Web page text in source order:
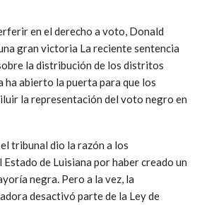
en el derecho a voto, Donald
gran victoria La reciente sentencia
la distribución de los distritos
ha abierto la puerta para que los
la representación del voto negro en
tribunal dio la razón a los
de Luisiana por haber creado un
negra. Pero a la vez, la
desactivó parte de la Ley de